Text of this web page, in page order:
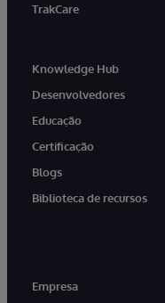
TrakCare
Knowledge Hub
Desenvolvedores
Educação
Certificação
Blogs
Biblioteca de recursos
Empresa